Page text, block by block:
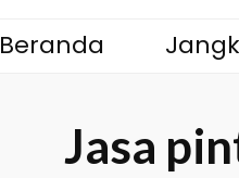
Beranda
Jasa